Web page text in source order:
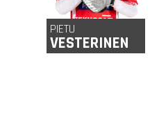
PIETU
VESTERINEN